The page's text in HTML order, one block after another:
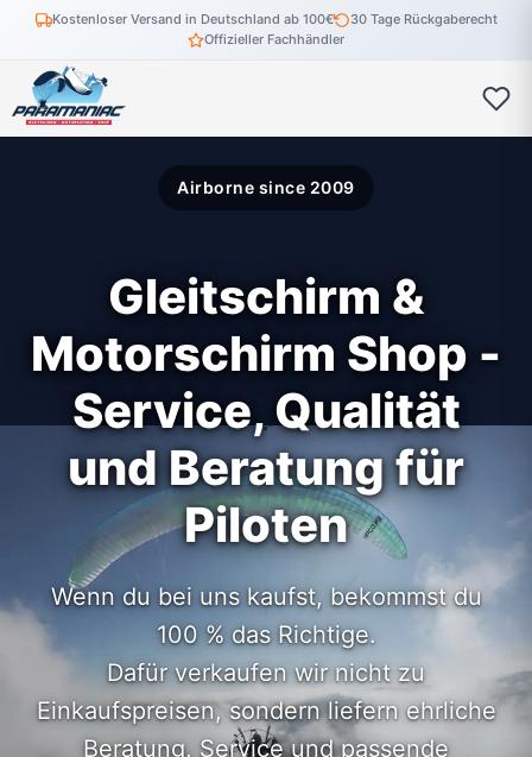
Kostenloser Versand in Deutschland ab 100€
30 Tage Rückgaberecht
Offizieller Fachhändler
Airborne since 2009
Gleitschirm &
Motorschirm Shop -
Service, Qualität
und Beratung für
Piloten
Wenn du bei uns kaufst, bekommst du
100 % das Richtige.
Dafür verkaufen wir nicht zu
Einkaufspreisen, sondern liefern ehrliche
Beratung, Service und passende